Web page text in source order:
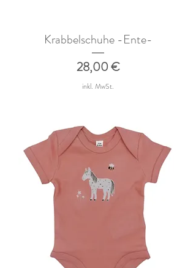
Krabbelschuhe -Ente-
Preis
28,00 €
inkl. MwSt.